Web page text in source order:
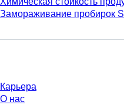
Замораживание пробирок
Карьера
О нас